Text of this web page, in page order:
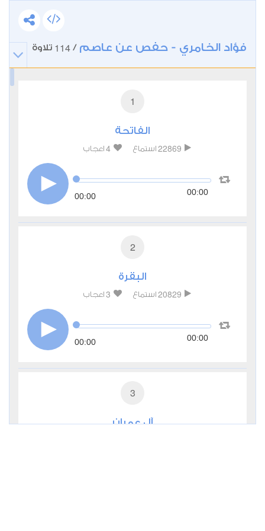
فؤاد الخامري - حفص عن عاصم /
114 تلاوة
1
الفاتحة
22869 استماع 4 اعجاب
00:00 00:00
2
البقرة
20829 استماع 3 اعجاب
00:00 00:00
3
آل عمران